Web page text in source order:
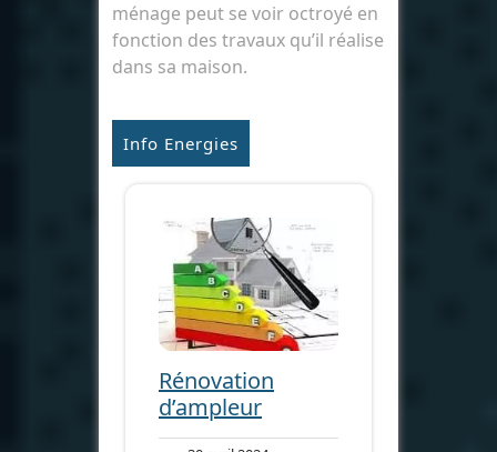
ménage peut se voir octroyé en
fonction des travaux qu’il réalise
dans sa maison.
Info Energies
Rénovation
d’ampleur